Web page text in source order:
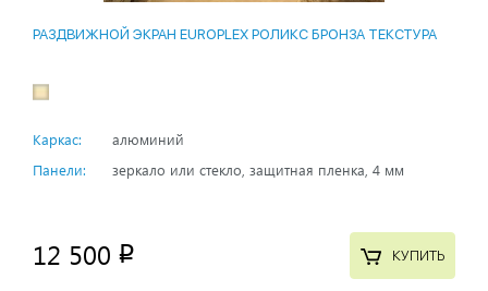
РАЗДВИЖНОЙ ЭКРАН EUROPLEX РОЛИКС БРОНЗА ТЕКСТУРА
Каркас:
алюминий
Панели:
зеркало или стекло, защитная пленка, 4 мм
12 500 p КУПИТЬ